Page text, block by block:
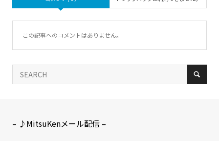
この記事へのコメントはありません。
– ♪MitsuKenメール配信 –